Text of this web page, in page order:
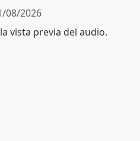
08/2026